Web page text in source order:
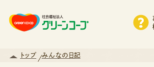
トップ みんなの日記